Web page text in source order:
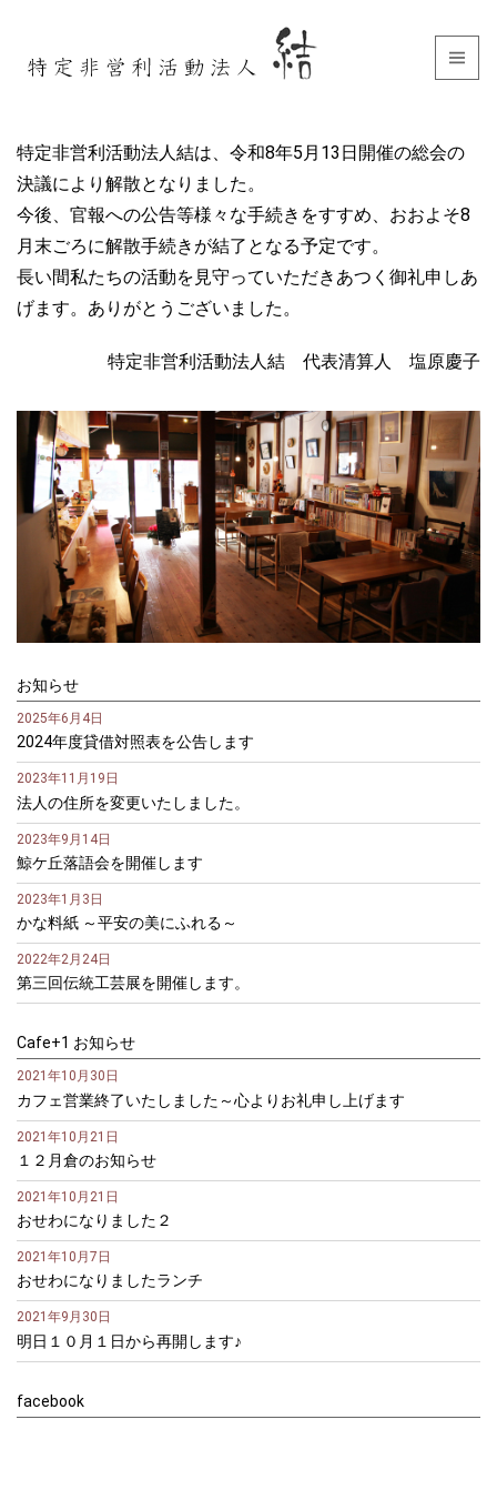
特定非営利活動法人結は、令和8年5月13日開催の総会の
決議により解散となりました。
今後、官報への公告等様々な手続きをすすめ、おおよそ8
月末ごろに解散手続きが結了となる予定です。
長い間私たちの活動を見守っていただきあつく御礼申しあ
げます。ありがとうございました。
特定非営利活動法人結 代表清算人 塩原慶子
お知らせ
2025年6月4日
2024年度貸借対照表を公告します
2023年11月19日
法人の住所を変更いたしました。
2023年9月14日
鯨ケ丘落語会を開催します
2023年1月3日
かな料紙 ～平安の美にふれる～
2022年2月24日
第三回伝統工芸展を開催します。
Cafe+1 お知らせ
2021年10月30日
カフェ営業終了いたしました～心よりお礼申し上げます
2021年10月21日
１２月倉のお知らせ
2021年10月21日
おせわになりました２
2021年10月7日
おせわになりましたランチ
2021年9月30日
明日１０月１日から再開します♪
facebook